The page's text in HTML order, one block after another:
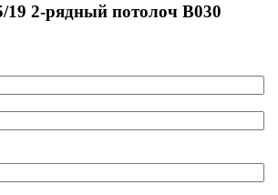
2-рядный потолоч В030